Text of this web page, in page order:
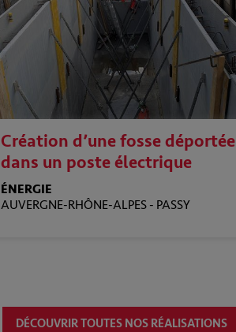
Création d’une fosse déportée
dans un poste électrique
ÉNERGIE
AUVERGNE-RHÔNE-ALPES - PASSY
DÉCOUVRIR TOUTES NOS RÉALISATIONS